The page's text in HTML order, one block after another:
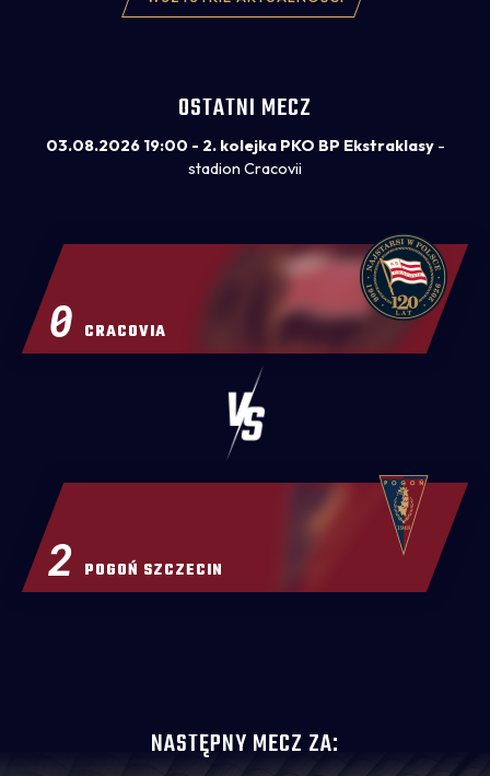
OSTATNI MECZ
03.08.2026 19:00 - 2. kolejka PKO BP Ekstraklasy-
stadion Cracovii
0 CRACOVIA
POGOŃ SZCZECIN
2
NASTĘPNY MECZ ZA: